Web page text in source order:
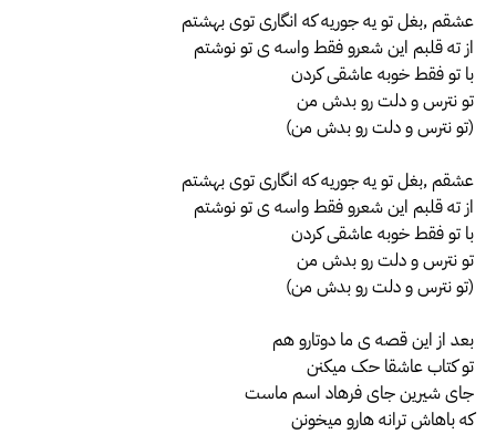
عشقم ,بغل تو یه جوریه که انگاری توی بهشتم
از ته قلبم این شعرو فقط واسه ی تو نوشتم
با تو فقط خوبه عاشقی کردن
تو نترس و دلت رو بدش من
(تو نترس و دلت رو بدش من)
عشقم ,بغل تو یه جوریه که انگاری توی بهشتم
از ته قلبم این شعرو فقط واسه ی تو نوشتم
با تو فقط خوبه عاشقی کردن
تو نترس و دلت رو بدش من
(تو نترس و دلت رو بدش من)
بعد از این قصه ی ما دوتارو هم
تو کتاب عاشقا حک میکنن
جای شیرین جای فرهاد اسم ماست
که باهاش ترانه هارو میخونن